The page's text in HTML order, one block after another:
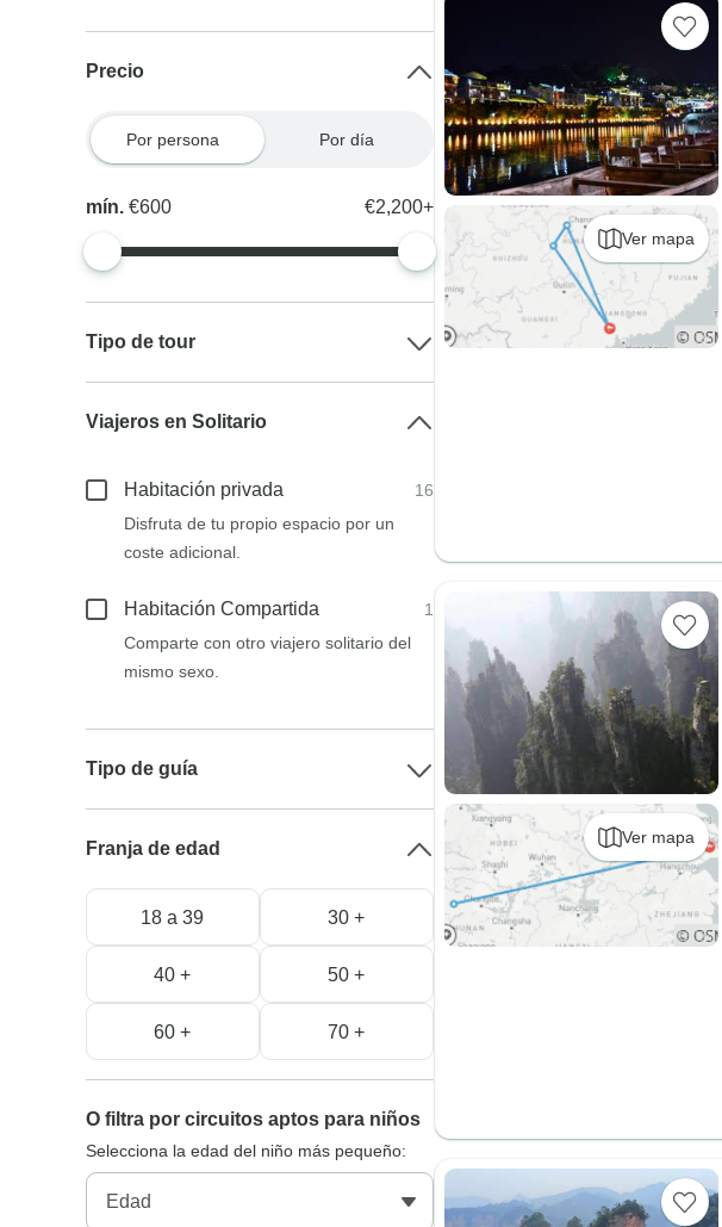
Ver mapa
Ver mapa
Precio
Por persona Por día
mín.€600 €2,200+
Tipo de tour
Viajeros en Solitario
Habitación privada
16
Disfruta de tu propio espacio por un
coste adicional.
Habitación Compartida
1
Comparte con otro viajero solitario del
mismo sexo.
Tipo de guía
Franja de edad
18 a 39 30 +
40 + 50 +
60 + 70 +
O filtra por circuitos aptos para niños
Selecciona la edad del niño más pequeño: